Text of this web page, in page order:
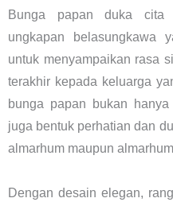
Bunga papan duka cita
ungkapan belasungkawa
untuk menyampaikan rasa
terakhir kepada keluarga
bunga papan bukan
juga bentuk perhatian dan
almarhum maupun
Dengan desain elegan,